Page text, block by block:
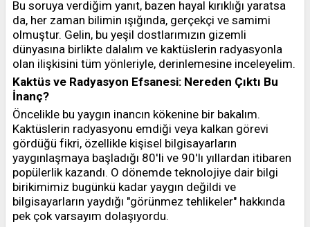
Bu soruya verdiğim yanıt, bazen hayal kırıklığı yaratsa
da, her zaman bilimin ışığında, gerçekçi ve samimi
olmuştur. Gelin, bu yeşil dostlarımızın gizemli
dünyasına birlikte dalalım ve kaktüslerin radyasyonla
olan ilişkisini tüm yönleriyle, derinlemesine inceleyelim.
Kaktüs ve Radyasyon Efsanesi: Nereden Çıktı Bu
İnanç?
Öncelikle bu yaygın inancın kökenine bir bakalım.
Kaktüslerin radyasyonu emdiği veya kalkan görevi
gördüğü fikri, özellikle kişisel bilgisayarların
yaygınlaşmaya başladığı 80'li ve 90'lı yıllardan itibaren
popülerlik kazandı. O dönemde teknolojiye dair bilgi
birikimimiz bugünkü kadar yaygın değildi ve
bilgisayarların yaydığı "görünmez tehlikeler" hakkında
pek çok varsayım dolaşıyordu.